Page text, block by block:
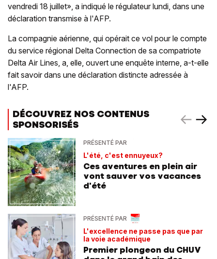
vendredi 18 juillet», a indiqué le régulateur lundi, dans une
déclaration transmise à l'AFP.
La compagnie aérienne, qui opérait ce vol pour le compte
du service régional Delta Connection de sa compatriote
Delta Air Lines, a, elle, ouvert une enquête interne, a-t-elle
fait savoir dans une déclaration distincte adressée à
l'AFP.
DÉCOUVREZ NOS CONTENUS
SPONSORISÉS
PRÉSENTÉ PAR
L'été, c'est ennuyeux?
Ces aventures en plein air
vont sauver vos vacances
d'été
PRÉSENTÉ PAR
L'excellence ne passe pas que par
la voie académique
Premier plongeon du CHUV